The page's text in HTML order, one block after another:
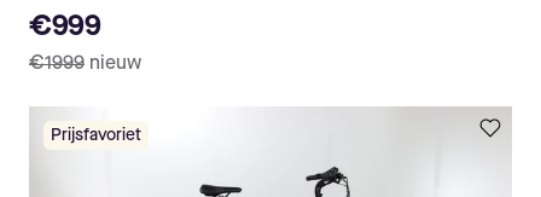
€999
€1999 nieuw
Prijsfavoriet